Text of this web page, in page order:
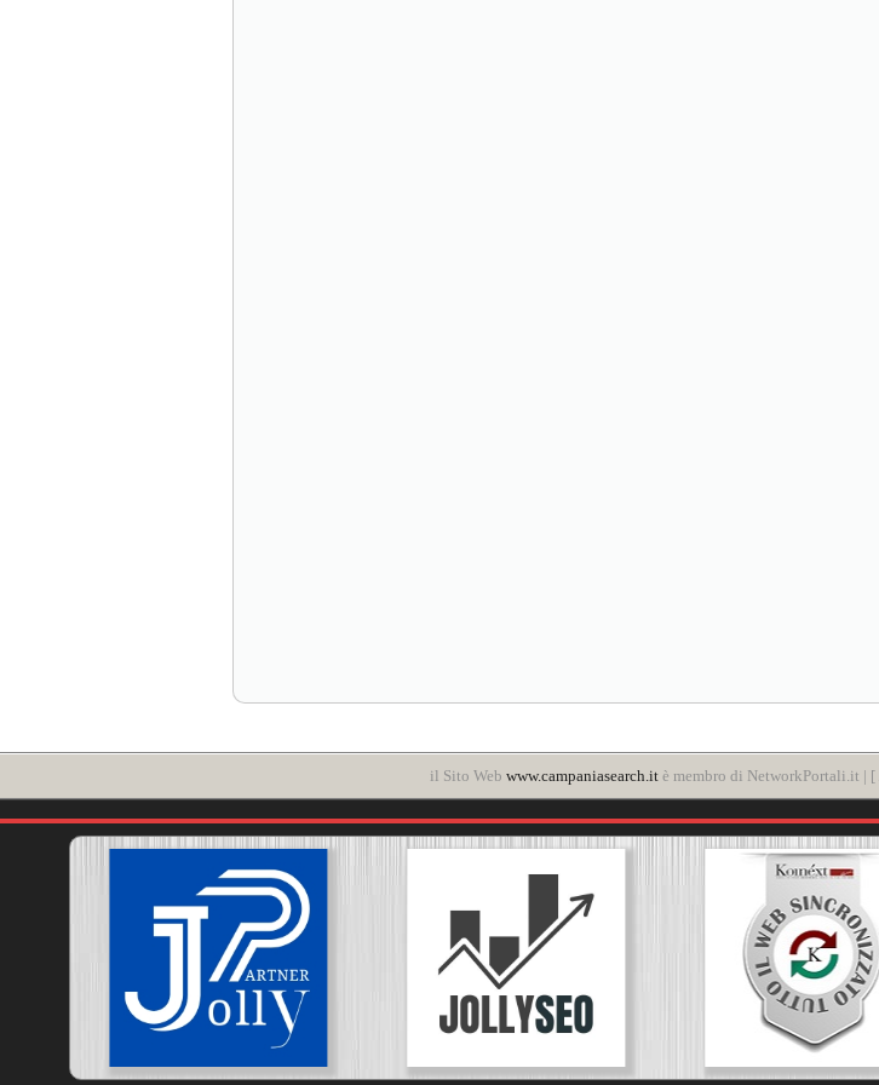
il Sito Web www.campaniasearch.itè membro di NetworkPortali.it | [